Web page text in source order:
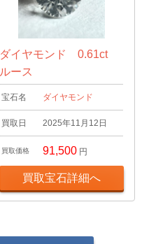
ダイヤモンド 0.61ct
ルース
宝石名 ダイヤモンド
買取日 2025年11月12日
買取価格 91,500 円
買取宝石詳細へ